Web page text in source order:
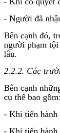
- Người đã
Bên cạnh đó,
người phạm
lâu.
2.2.2. Các
Bên cạnh
cụ thể bao gồm:
- Khi tiến hành
- Khi tiến hành